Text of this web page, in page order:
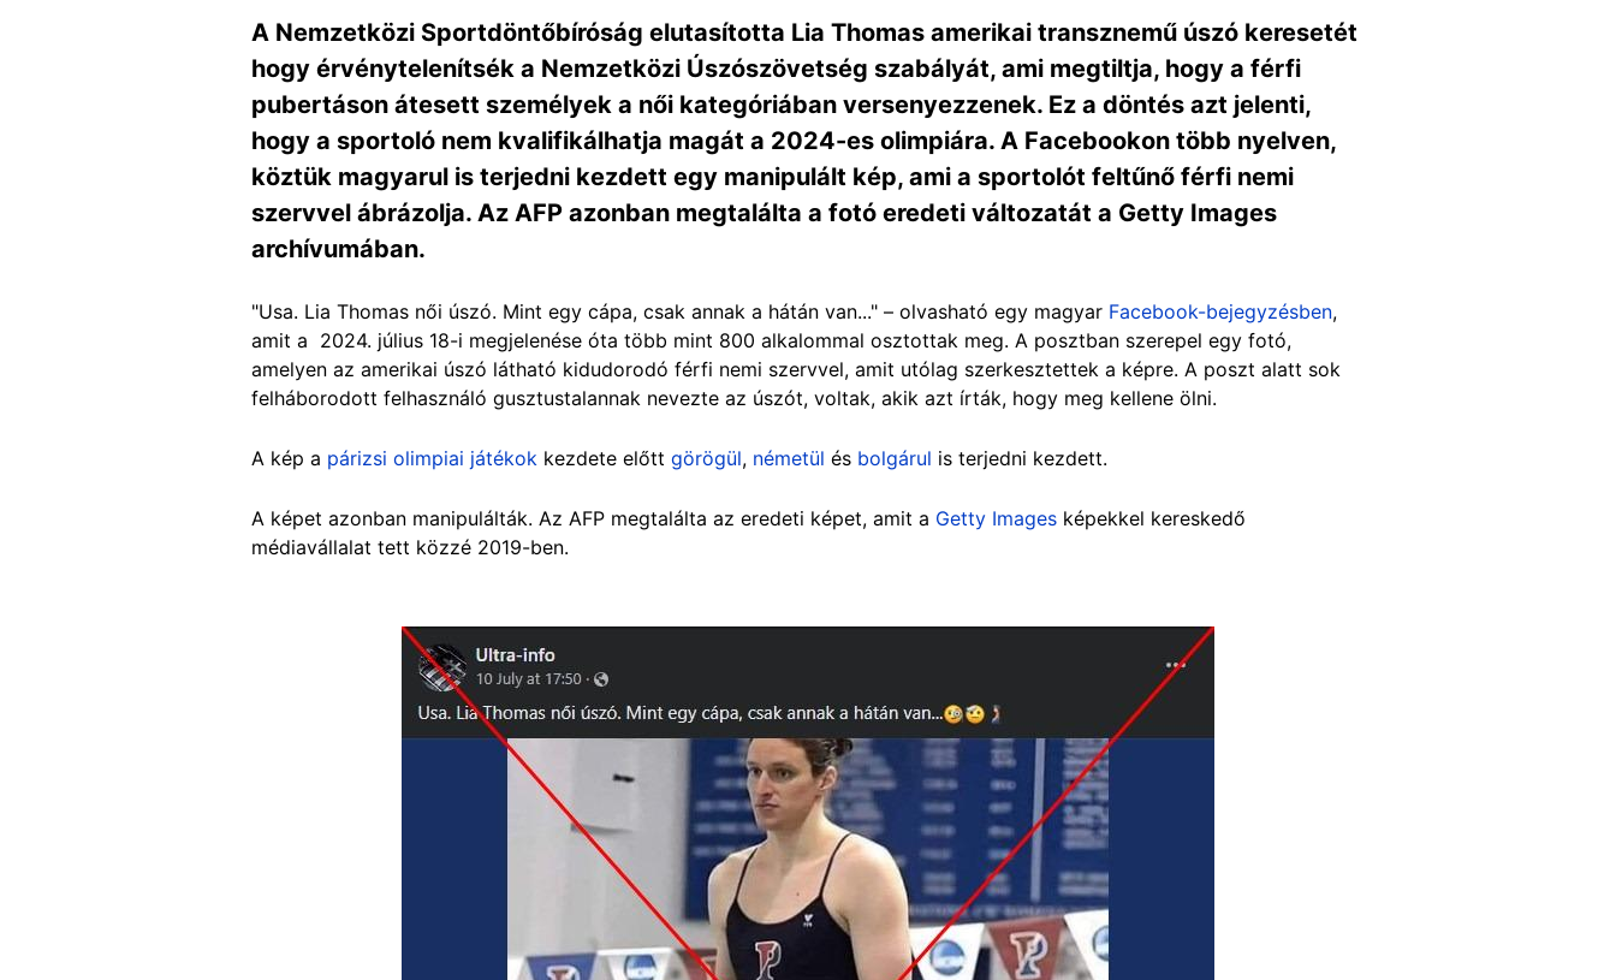
A Nemzetközi Sportdöntőbíróság elutasította Lia Thomas amerikai transznemű úszó keresetét
hogy érvénytelenítsék a Nemzetközi Úszószövetség szabályát, ami megtiltja, hogy a férfi
pubertáson átesett személyek a női kategóriában versenyezzenek. Ez a döntés azt jelenti,
hogy a sportoló nem kvalifikálhatja magát a 2024-es olimpiára. A Facebookon több nyelven,
köztük magyarul is terjedni kezdett egy manipulált kép, ami a sportolót feltűnő férfi nemi
szervvel ábrázolja. Az AFP azonban megtalálta a fotó eredeti változatát a Getty Images
archívumában.
"Usa. Lia Thomas női úszó. Mint egy cápa, csak annak a hátán van..." – olvasható egy magyar Facebook-bejegyzésben,
amit a 2024. július 18-i megjelenése óta több mint 800 alkalommal osztottak meg. A posztban szerepel egy fotó,
amelyen az amerikai úszó látható kidudorodó férfi nemi szervvel, amit utólag szerkesztettek a képre. A poszt alatt sok
felháborodott felhasználó gusztustalannak nevezte az úszót, voltak, akik azt írták, hogy meg kellene ölni.
A kép a párizsi olimpiai játékok kezdete előtt görögül, németül és bolgárul is terjedni kezdett.
A képet azonban manipulálták. Az AFP megtalálta az eredeti képet, amit a Getty Images képekkel kereskedő
médiavállalat tett közzé 2019-ben.